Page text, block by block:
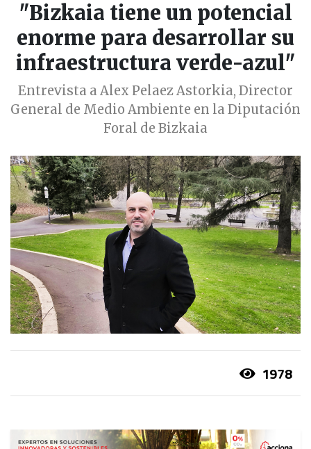
"Bizkaia tiene un potencial
enorme para desarrollar su
infraestructura verde-azul"
Entrevista a Alex Pelaez Astorkia, Director
General de Medio Ambiente en la Diputación
Foral de Bizkaia
1978